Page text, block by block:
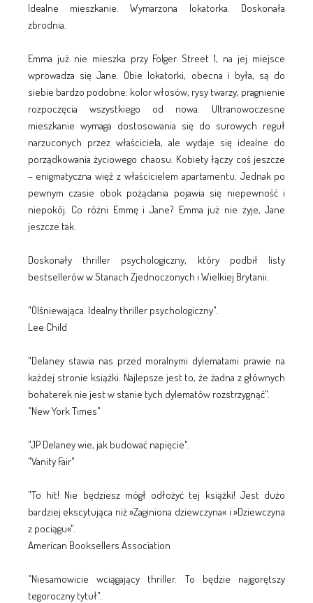
Idealne mieszkanie. Wymarzona lokatorka. Doskonała
zbrodnia.
Emma już nie mieszka przy Folger Street 1, na jej miejsce
wprowadza się Jane. Obie lokatorki, obecna i była, są do
siebie bardzo podobne: kolor włosów, rysy twarzy, pragnienie
rozpoczęcia wszystkiego od nowa. Ultranowoczesne
mieszkanie wymaga dostosowania się do surowych reguł
narzuconych przez właściciela, ale wydaje się idealne do
porządkowania życiowego chaosu. Kobiety łączy coś jeszcze
– enigmatyczna więź z właścicielem apartamentu. Jednak po
pewnym czasie obok pożądania pojawia się niepewność i
niepokój. Co różni Emmę i Jane? Emma już nie żyje, Jane
jeszcze tak.
Doskonały thriller psychologiczny, który podbił listy
bestsellerów w Stanach Zjednoczonych i Wielkiej Brytanii.
"Olśniewająca. Idealny thriller psychologiczny".
Lee Child
"Delaney stawia nas przed moralnymi dylematami prawie na
każdej stronie książki. Najlepsze jest to, że żadna z głównych
bohaterek nie jest w stanie tych dylematów rozstrzygnąć".
"New York Times"
"JP Delaney wie, jak budować napięcie".
"Vanity Fair"
"To hit! Nie będziesz mógł odłożyć tej książki! Jest dużo
bardziej ekscytująca niż »Zaginiona dziewczyna« i »Dziewczyna
z pociągu«".
American Booksellers Association
"Niesamowicie wciągający thriller. To będzie najgorętszy
tegoroczny tytuł".